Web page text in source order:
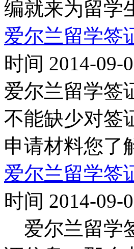
编就来为留学
爱尔兰留学签
时间 2014-09-
爱尔兰留学签
不能缺少对签
申请材料您了
爱尔兰留学签
时间 2014-09-
爱尔兰留学